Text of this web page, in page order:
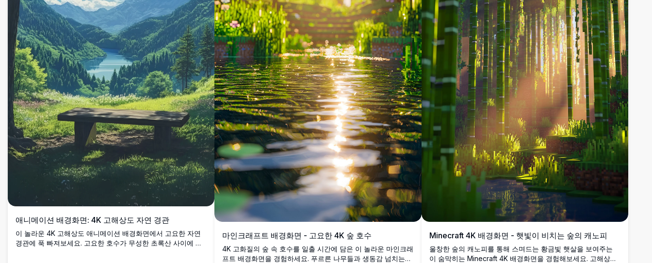
애니메이션 배경화면: 4K 고해상도 자연 경관
이 놀라운 4K 고해상도 애니메이션 배경화면에서 고요한 자연
경관에 푹 빠져보세요. 고요한 호수가 무성한 초록산 사이에 자
마인크래프트 배경화면 - 고요한 4K 숲 호수
4K 고화질의 숲 속 호수를 일출 시간에 담은 이 놀라운 마인크래
프트 배경화면을 경험하세요. 푸르른 나무들과 생동감 넘치는
Minecraft 4K 배경화면 - 햇빛이 비치는 숲의 캐노피
울창한 숲의 캐노피를 통해 스며드는 황금빛 햇살을 보여주는
이 숨막히는 Minecraft 4K 배경화면을 경험해보세요. 고해상도